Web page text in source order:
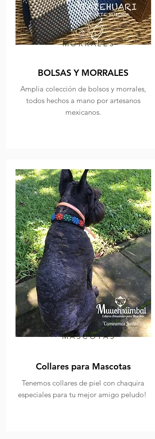
MORRALES
BOLSAS Y MORRALES
Amplia colección de bolsos y morrales,
todos hechos a mano por artesanos
mexicanos.
MASCOTAS
Collares para Mascotas
Tenemos collares de piel con chaquira
especiales para tu mejor amigo peludo!